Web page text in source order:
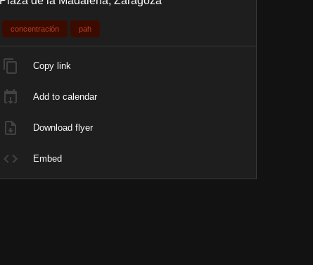
concentración pah
Copy link
Add to calendar
Download flyer
Embed